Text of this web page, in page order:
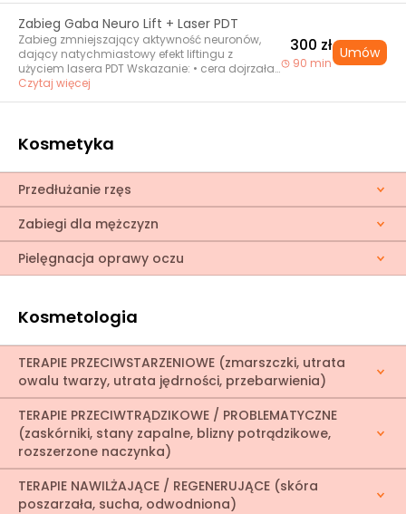
szarea i zmęczona, o nierównym kolorycie, •
nadmierne wydzielanie sebum, dla
wyregulowania tego procesu, • trądzik,
zaskórniki i rozszerzone pory, • skóra bardzo
wrażliwa nadreaktywna, ze skłonnościami do
stanów zapalnych.
Zabieg Gaba Neuro Lift + Laser PDT
Zabieg zmniejszający aktywność neuronów,
dający natychmiastowy efekt liftingu z
użyciem lasera PDT Wskazanie: • cera dojrzała
z wyraźną utratą konturu twarzy • skóra wiotka •
mimicznych • spłycenie głębokich bruzd •
stymulacja syntezy kwasu hialuronowego i
kolagenu • poprawa jędrności i napięcia skóry
• zwiększenie elastyczności • nawilżenie •
rozświetlenie skóry i poprawa kolorytu
aktywne zawarte w produktach • opryszczka •
przerwana ciągłość naskórka • choroby skóry •
osłabienie organizmu
Czytaj więcej
300 zł
90 min
Umów
Kosmetyka
Przedłużanie rzęs
Zabiegi dla mężczyzn
Pielęgnacja oprawy oczu
Kosmetologia
TERAPIE PRZECIWSTARZENIOWE (zmarszczki, utrata
owalu twarzy, utrata jędrności, przebarwienia)
TERAPIE PRZECIWTRĄDZIKOWE / PROBLEMATYCZNE
(zaskórniki, stany zapalne, blizny potrądzikowe,
rozszerzone naczynka)
TERAPIE NAWILŻAJĄCE / REGENERUJĄCE (skóra
poszarzała, sucha, odwodniona)